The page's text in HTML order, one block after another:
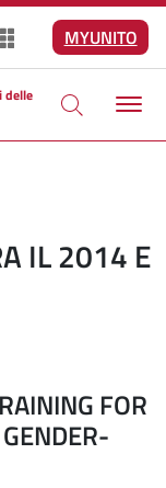
social
MYUNITO
delle
IL 2014 E
FOR